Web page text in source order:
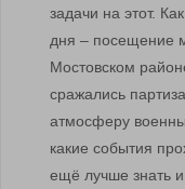
задачи на этот.
дня – посещение
Мостовском
сражались
атмосферу
какие события
ещё лучше знать